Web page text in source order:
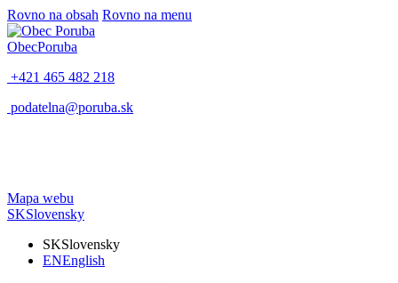
Rovno na obsah Rovno na menu
ObecPoruba
+421 465 482 218
podatelna@poruba.sk
Mapa webu
SKSlovensky
SKSlovensky
ENEnglish